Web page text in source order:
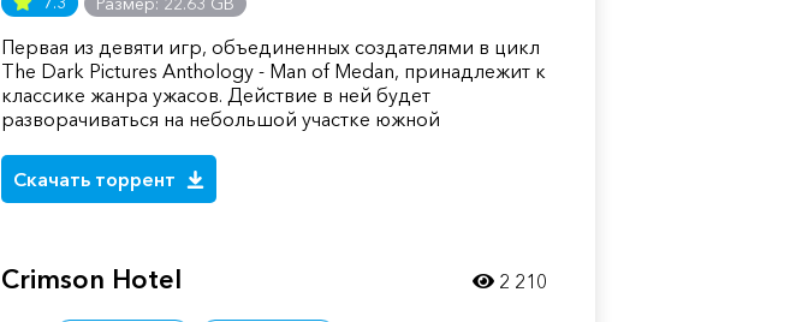
Первая из девяти игр, объединенных создателями в цикл
The Dark Pictures Anthology - Man of Medan, принадлежит к
классике жанра ужасов. Действие в ней будет
разворачиваться на небольшой участке южной
Скачать торрент
Crimson Hotel 2 210